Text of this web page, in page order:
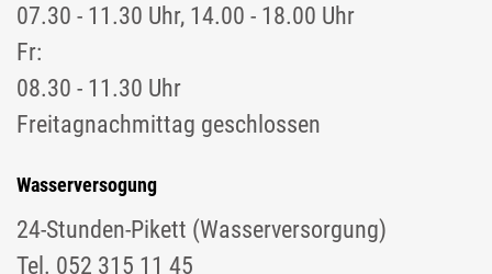
07.30 - 11.30 Uhr, 14.00 - 18.00 Uhr
Fr:
08.30 - 11.30 Uhr
Freitagnachmittag geschlossen
Wasserversogung
24-Stunden-Pikett (Wasserversorgung)
Tel. 052 315 11 45